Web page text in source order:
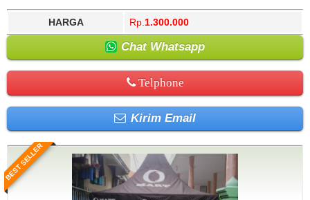
HARGA Rp. 1.300.000
Chat Whatsapp
Telphone
Kirim Email
BEST SELLER